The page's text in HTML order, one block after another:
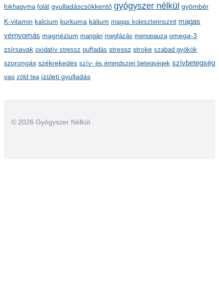
m
fokhagyma folát gyulladáscsökkentő gyógyszer nélkül gyömbér
K-vitamin kalcium kurkuma kálium magas koleszterinszint magas
vérnyomás magnézium mangán megfázás menopauza omega-3
zsírsavak oxidatív stressz puffadás stressz stroke szabad gyökök
szorongás székrekedés szív- és érrendszeri betegségek szívbetegség
vas zöld tea ízületi gyulladás
© 2026 Gyógyszer Nélkül